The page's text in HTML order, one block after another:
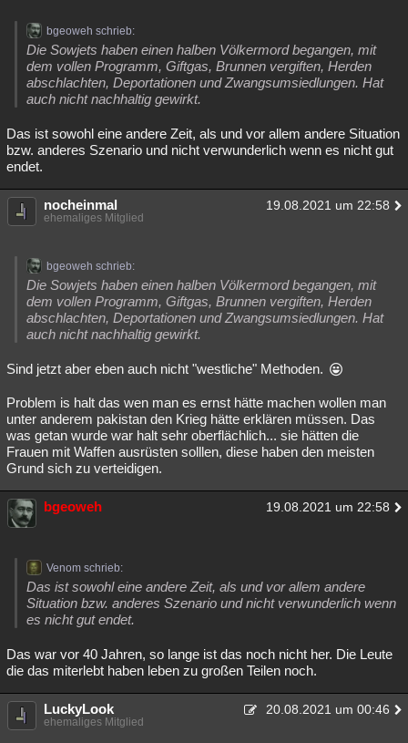
bgeoweh schrieb:
Die Sowjets haben einen halben Völkermord begangen, mit
dem vollen Programm, Giftgas, Brunnen vergiften, Herden
abschlachten, Deportationen und Zwangsumsiedlungen. Hat
auch nicht nachhaltig gewirkt.
Das ist sowohl eine andere Zeit, als und vor allem andere Situation
bzw. anderes Szenario und nicht verwunderlich wenn es nicht gut
endet.
nocheinmal 19.08.2021 um 22:58
ehemaliges Mitglied
bgeoweh schrieb:
Die Sowjets haben einen halben Völkermord begangen, mit
dem vollen Programm, Giftgas, Brunnen vergiften, Herden
abschlachten, Deportationen und Zwangsumsiedlungen. Hat
auch nicht nachhaltig gewirkt.
Sind jetzt aber eben auch nicht "westliche" Methoden.
Problem is halt das wen man es ernst hätte machen wollen man
unter anderem pakistan den Krieg hätte erklären müssen. Das
was getan wurde war halt sehr oberflächlich... sie hätten die
Frauen mit Waffen ausrüsten solllen, diese haben den meisten
Grund sich zu verteidigen.
bgeoweh 19.08.2021 um 22:58
Venom schrieb:
Das ist sowohl eine andere Zeit, als und vor allem andere
Situation bzw. anderes Szenario und nicht verwunderlich wenn
es nicht gut endet.
Das war vor 40 Jahren, so lange ist das noch nicht her. Die Leute
die das miterlebt haben leben zu großen Teilen noch.
LuckyLook 20.08.2021 um 00:46
ehemaliges Mitglied